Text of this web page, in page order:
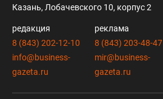
Казань, Лобачевского 10, корпус 2
редакция
8 (843) 202-12-10
info@business-
gazeta.ru
реклама
8 (843) 203-48-47
mir@business-
gazeta.ru